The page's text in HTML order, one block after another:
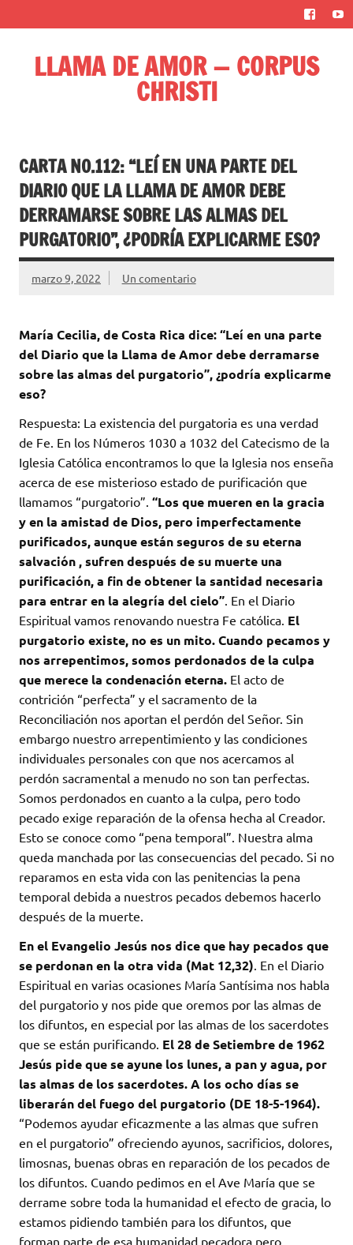
contenido
LLAMA DE AMOR — CORPUS
CHRISTI
CARTA NO.112: “LEÍ EN UNA PARTE DEL
DIARIO QUE LA LLAMA DE AMOR DEBE
DERRAMARSE SOBRE LAS ALMAS DEL
PURGATORIO”, ¿PODRÍA EXPLICARME ESO?
marzo 9, 2022 Un comentario
María Cecilia, de Costa Rica dice: “Leí en una parte
del Diario que la Llama de Amor debe derramarse
sobre las almas del purgatorio”, ¿podría explicarme
eso?
Respuesta: La existencia del purgatoria es una verdad
de Fe. En los Números 1030 a 1032 del Catecismo de la
Iglesia Católica encontramos lo que la Iglesia nos enseña
acerca de ese misterioso estado de purificación que
llamamos “purgatorio”. “Los que mueren en la gracia
y en la amistad de Dios, pero imperfectamente
purificados, aunque están seguros de su eterna
salvación , sufren después de su muerte una
purificación, a fin de obtener la santidad necesaria
para entrar en la alegría del cielo”. En el Diario
Espiritual vamos renovando nuestra Fe católica. El
purgatorio existe, no es un mito. Cuando pecamos y
nos arrepentimos, somos perdonados de la culpa
que merece la condenación eterna. El acto de
contrición “perfecta” y el sacramento de la
Reconciliación nos aportan el perdón del Señor. Sin
embargo nuestro arrepentimiento y las condiciones
individuales personales con que nos acercamos al
perdón sacramental a menudo no son tan perfectas.
Somos perdonados en cuanto a la culpa, pero todo
pecado exige reparación de la ofensa hecha al Creador.
Esto se conoce como “pena temporal”. Nuestra alma
queda manchada por las consecuencias del pecado. Si no
reparamos en esta vida con las penitencias la pena
temporal debida a nuestros pecados debemos hacerlo
después de la muerte.
En el Evangelio Jesús nos dice que hay pecados que
se perdonan en la otra vida (Mat 12,32). En el Diario
Espiritual en varias ocasiones María Santísima nos habla
del purgatorio y nos pide que oremos por las almas de
los difuntos, en especial por las almas de los sacerdotes
que se están purificando. El 28 de Setiembre de 1962
Jesús pide que se ayune los lunes, a pan y agua, por
las almas de los sacerdotes. A los ocho días se
liberarán del fuego del purgatorio (DE 18-5-1964).
“Podemos ayudar eficazmente a las almas que sufren
en el purgatorio” ofreciendo ayunos, sacrificios, dolores,
limosnas, buenas obras en reparación de los pecados de
los difuntos. Cuando pedimos en el Ave María que se
derrame sobre toda la humanidad el efecto de gracia, lo
estamos pidiendo también para los difuntos, que
forman parte de esa humanidad pecadora pero